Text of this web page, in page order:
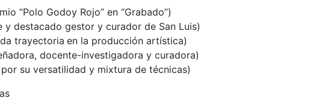
“Polo Godoy Rojo” en “Grabado”)
y destacado gestor y curador de San Luis)
trayectoria en la producción artística)
docente-investigadora y curadora)
su versatilidad y mixtura de técnicas)